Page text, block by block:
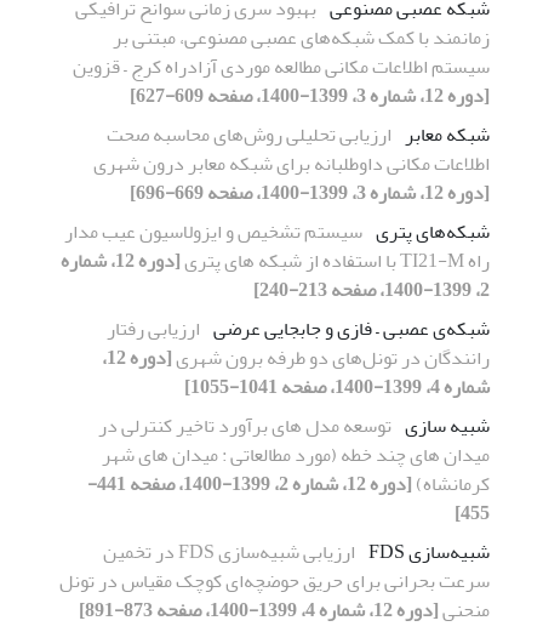
شبکه عصبی مصنوعی بهبود سری زمانی سوانح ترافیکی
زمانمند با کمک شبکه‌های عصبی مصنوعی، مبتنی بر
سیستم اطلاعات مکانی مطالعه موردی آزادراه کرج – قزوین
[دوره 12، شماره 3، 1399-1400، صفحه 609-627]
شبکه معابر ارزیابی تحلیلی روش‌های محاسبه صحت
اطلاعات مکانی داوطلبانه برای شبکه معابر درون شهری
[دوره 12، شماره 3، 1399-1400، صفحه 669-696]
شبکه‌های پتری سیستم تشخیص و ایزولاسیون عیب مدار
راه TI21-M با استفاده از شبکه های پتری
[دوره 12، شماره
2، 1399-1400، صفحه 213-240]
شبکه‌ی عصبی – فازی و جابجایی عرضی ارزیابی رفتار
رانندگان در تونل‌های دو طرفه برون شهری
[دوره 12،
شماره 4، 1399-1400، صفحه 1041-1055]
شبیه سازی توسعه مدل های برآورد تاخیر کنترلی در
میدان های چند خطه (مورد مطالعاتی : میدان های شهر
کرمانشاه)
[دوره 12، شماره 2، 1399-1400، صفحه 441-
455]
شبیه‌سازی FDS
ارزیابی شبیه‌سازی FDS در تخمین
سرعت بحرانی برای حریق حوضچه‌ای کوچک مقیاس در تونل
منحنی[دوره 12، شماره 4، 1399-1400، صفحه 873-891]